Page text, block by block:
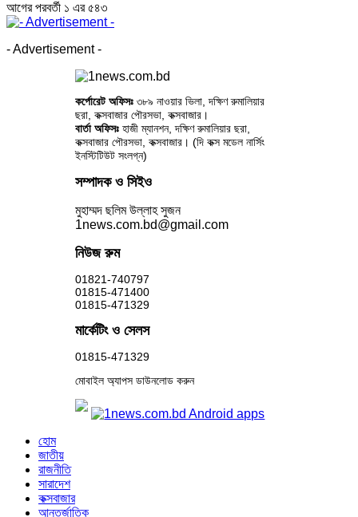
আগেরপরবর্তী ১ এর ৫৪৩
- Advertisement -
কর্পোরেট অফিসঃ ৩৮৯ নাওয়ার ভিলা, দক্ষিণ রুমালিয়ার
ছরা, কক্সবাজার পৌরসভা, কক্সবাজার।
বার্তা অফিসঃহাজী ম্যানশন, দক্ষিণ রুমালিয়ার ছরা,
কক্সবাজার পৌরসভা, কক্সবাজার। (দি কক্স মডেল নার্সিং
ইনস্টিটিউট সংলগ্ন)
সম্পাদক ও সিইও
মুহাম্মদ ছলিম উল্লাহ সুজন
1news.com.bd@gmail.com
নিউজ রুম
01821-740797
01815-471400
01815-471329
মার্কেটিং ও সেলস
01815-471329
মোবাইল অ্যাপস ডাউনলোড করুন
হোম
জাতীয়
রাজনীতি
সারাদেশ
কক্সবাজার
আন্তর্জাতিক